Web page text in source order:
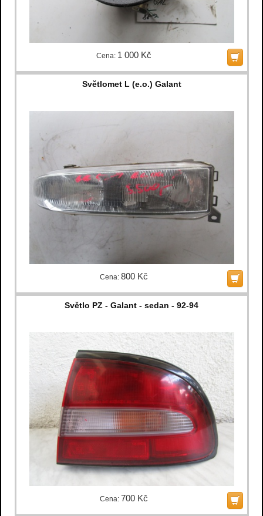
Cena: 1 000 Kč
Světlomet L (e.o.) Galant
Cena: 800 Kč
Světlo PZ - Galant - sedan - 92-94
Cena: 700 Kč